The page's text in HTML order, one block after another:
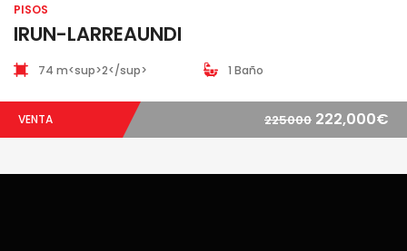
PISOS
IRUN-LARREAUNDI
74 m<sup>2</sup> 1 Baño
VENTA 225000 222,000€